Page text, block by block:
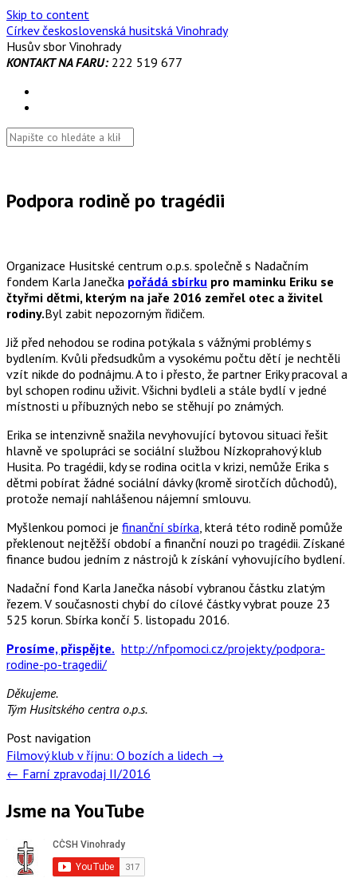
Skip to content
Církev československá husitská Vinohrady
Husův sbor Vinohrady
KONTAKT NA FARU:222 519 677
Podpora rodině po tragédii
Organizace Husitské centrum o.p.s. společně s Nadačním
fondem Karla Janečka pořádá sbírku pro maminku Eriku se
čtyřmi dětmi, kterým na jaře 2016 zemřel otec a živitel
rodiny.Byl zabit nepozorným řidičem.
Již před nehodou se rodina potýkala s vážnými problémy s
bydlením. Kvůli předsudkům a vysokému počtu dětí je nechtěli
vzít nikde do podnájmu. A to i přesto, že partner Eriky pracoval a
byl schopen rodinu uživit. Všichni bydleli a stále bydlí v jedné
místnosti u příbuzných nebo se stěhují po známých.
Erika se intenzivně snažila nevyhovující bytovou situaci řešit
hlavně ve spolupráci se sociální službou Nízkoprahový klub
Husita. Po tragédii, kdy se rodina ocitla v krizi, nemůže Erika s
dětmi pobírat žádné sociální dávky (kromě sirotčích důchodů),
protože nemají nahlášenou nájemní smlouvu.
Myšlenkou pomoci je finanční sbírka , která této rodině pomůže
překlenout nejtěžší období a finanční nouzi po tragédii. Získané
finance budou jedním z nástrojů k získání vyhovujícího bydlení.
Nadační fond Karla Janečka násobí vybranou částku zlatým
řezem. V současnosti chybí do cílové částky vybrat pouze 23
525 korun. Sbírka končí 5. listopadu 2016.
Prosíme, přispějte. http://nfpomoci.cz/projekty/podpora-
rodine-po-tragedii/
Děkujeme.
Tým Husitského centra o.p.s.
Post navigation
Filmový klub v říjnu: O bozích a lidech →
← Farní zpravodaj II/2016
Jsme na YouTube